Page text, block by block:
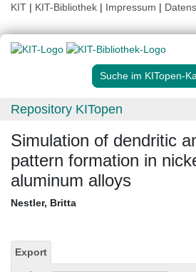
KIT | KIT-Bibliothek | Impressum |
Suche im KITopen-
Repository KITopen
Simulation of dendritic
pattern formation in
aluminum alloys
Nestler, Britta
Export